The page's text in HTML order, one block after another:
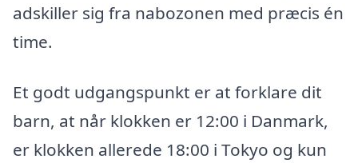
adskiller sig fra nabozonen med præcis én
time.
Et godt udgangspunkt er at forklare dit
barn, at når klokken er 12:00 i Danmark,
er klokken allerede 18:00 i Tokyo og kun